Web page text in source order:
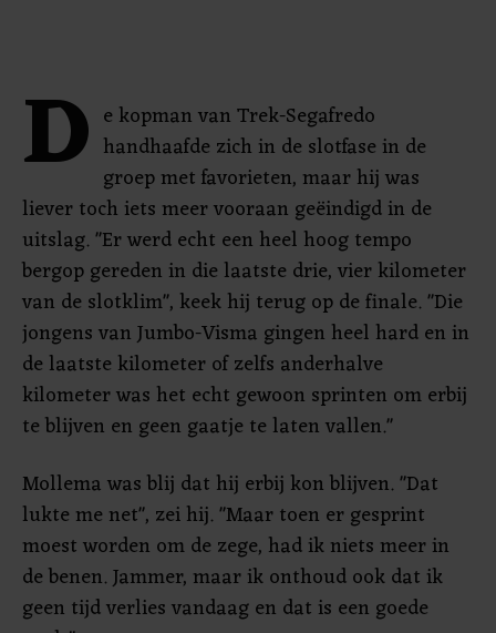
D e kopman van Trek-Segafredo
handhaafde zich in de slotfase in de
groep met favorieten, maar hij was
liever toch iets meer vooraan geëindigd in de
uitslag. "Er werd echt een heel hoog tempo
bergop gereden in die laatste drie, vier kilometer
van de slotklim", keek hij terug op de finale. "Die
jongens van Jumbo-Visma gingen heel hard en in
de laatste kilometer of zelfs anderhalve
kilometer was het echt gewoon sprinten om erbij
te blijven en geen gaatje te laten vallen."
Mollema was blij dat hij erbij kon blijven. "Dat
lukte me net", zei hij. "Maar toen er gesprint
moest worden om de zege, had ik niets meer in
de benen. Jammer, maar ik onthoud ook dat ik
geen tijd verlies vandaag en dat is een goede